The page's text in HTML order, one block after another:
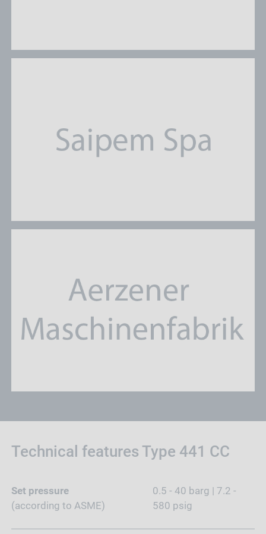
Technical features Type 441 CC
Set pressure
(according to ASME)
0.5 - 40 barg | 7.2 -
580 psig